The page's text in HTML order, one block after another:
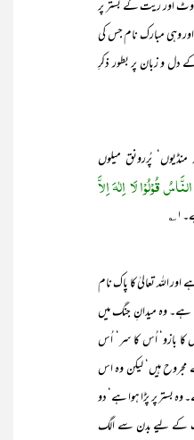
اور ریت کے بستر پر
اور وہی مبارک نام جس کی
کے دل و زبان پر بطور ذکرِ
منڈیوں‘ پُررونق میلوں
قُوْلُوْا لَا اِلٰہَ اِلاَّ
اور اللہ تعالیٰ کا پاک نام
ہے۔ وہ میدانِ جنگ میں
کا بازو‘ اُس کا سر‘ اُس
ہیں‘ لیکن وہ اس
وہ بستر پر پڑا ہوا ہے‘ دو
کے لیے بدن سے الگ